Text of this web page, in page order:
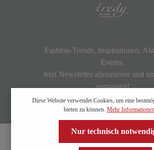
Fashion-Trends, Inspirationen,
Events.
Jetzt Newsletter abonnieren und
verpassen!
Diese Website verwendet Cookies, um eine
bieten zu können. Mehr
Nur technisch